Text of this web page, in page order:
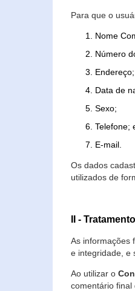
Para que o
Nome
Número
Endereço;
Data de
Sexo;
Telefone;
E-mail.
Os dados
utilizados de
II -
As informações
e integridade, e
Ao utilizar o
comentário final